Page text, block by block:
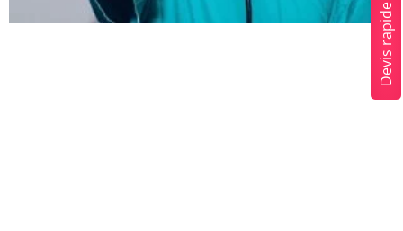
Devis rapide